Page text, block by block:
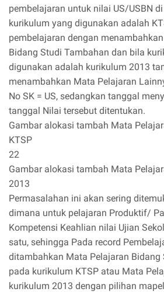
pembelajaran untuk nilai US/USBN
kurikulum yang digunakan adalah
pembelajaran dengan
Bidang Studi Tambahan dan bila
digunakan adalah kurikulum 2013
menambahkan Mata Pelajaran
No SK = US, sedangkan tanggal
tanggal Nilai tersebut ditentukan.
Gambar alokasi tambah Mata
KTSP
22
Gambar alokasi tambah Mata
2013
Permasalahan ini akan sering
dimana untuk pelajaran Produktif/
Kompetensi Keahlian nilai Ujian
satu, sehingga Pada record
ditambahkan Mata Pelajaran Bidang
pada kurikulum KTSP atau Mata
kurikulum 2013 dengan pilihan